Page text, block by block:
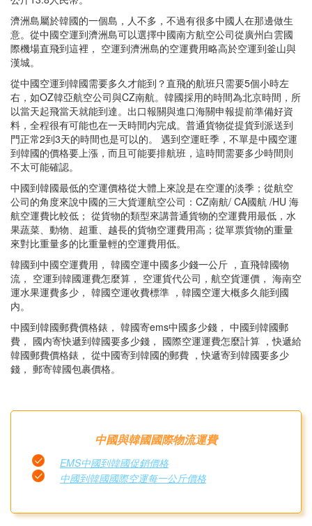
濟洲島屬於韓國的一個島，人不多，不過有很多中國人在那邊做生
意。從中國空運到濟洲島可以選擇中國南方航空公司從廣州白雲國
際機場直飛到這裡， 空運到濟洲島的空運費用略高於空運到釜山與
漢城。
從中國空運到韓國需要多久才能到？直飛的航班只需要5個小時左
右，如OZ韓亞航空公司與CZ南航。韓國採用的時間為北京時間，所
以當天起飛當天就能到達。出口報關與進口海關申報提前準備好資
料，全程很有可能也在一天時間内完成。普通貨物從提貨到派送到
門正常2到3天的時間也是可以的。 遇到空運旺季，不單是中國空運
到韓國的價格要上漲，而且可能要排航班，這時間需要多少時間則
不太可能確認。
中國到韓國最低的空運價格從大體上來說是在空運的淡季；從航空
公司的角度來說中國的三大貨運航空公司：CZ南航/ CA國航 /HU 海
航空運費比較低； 從貨物的類型來講普通貨物的空運費用最低，水
果蔬菜、動物、超重、越長的貨物空運費用高；從單票貨物的重量
來對比重量多的比重量輕的空運費用低。
韓國到中國空運費用， 韓國空運中國多少錢一公斤 ，直飛韓國物
流， 空運到韓國運費怎麼算， 空運貨代公司，航空貨運價， 海南空
運水果運費多少， 韓國空運收費標準 ，韓國空運大概多久能到國
内。
中國到韓國郵費價格錶， 韓國寄ems中國多少錢， 中國到韓國郵
費， 國内寄快遞到韓國要多少錢， 國際空運運費怎麼計算 ，快遞給
韓國郵費價格錶， 從中國寄到韓國的郵費 ，快遞寄到韓國要多少
錢， 郵寄韓國包裹價格。
中國與韓國國際物流運費
EMS中國到韓國促銷價格
中國到韓國國際空運每一公斤價格